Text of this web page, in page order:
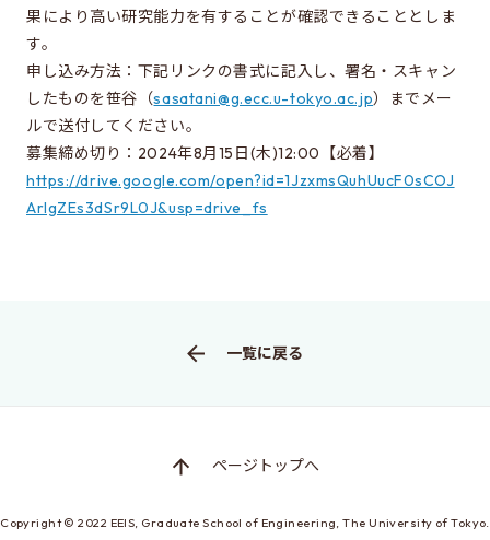
EEISをもっと知る
同窓会のページ
電気系事務室
お問い合わせ・アクセス
果により高い研究能力を有することが確認できることとしま
す。
申し込み方法：下記リンクの書式に記入し、署名・スキャン
したものを笹谷（sasatani@g.ecc.u-tokyo.ac.jp）までメー
ルで送付してください。
募集締め切り：2024年8月15日(木)12:00【必着】
https://drive.google.com/open?id=1JzxmsQuhUucF0sCOJ
ArIgZEs3dSr9L0J&usp=drive_fs
一覧に戻る
ページトップへ
Copyright © 2022 EEIS, Graduate School of Engineering, The University of Tokyo.